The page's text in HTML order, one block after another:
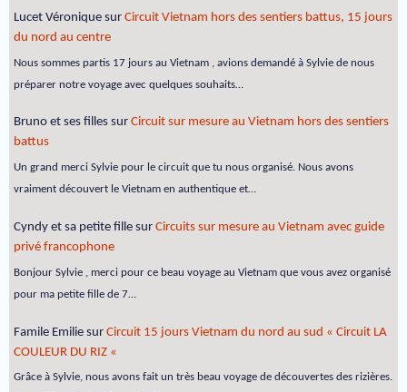
Lucet Véronique sur Circuit Vietnam hors des sentiers battus, 15 jours
du nord au centre
Nous sommes partis 17 jours au Vietnam , avions demandé à Sylvie de nous
préparer notre voyage avec quelques souhaits…
Bruno et ses filles sur Circuit sur mesure au Vietnam hors des sentiers
battus
Un grand merci Sylvie pour le circuit que tu nous organisé. Nous avons
vraiment découvert le Vietnam en authentique et…
Cyndy et sa petite fille sur Circuits sur mesure au Vietnam avec guide
privé francophone
Bonjour Sylvie , merci pour ce beau voyage au Vietnam que vous avez organisé
pour ma petite fille de 7…
Famile Emilie sur Circuit 15 jours Vietnam du nord au sud « Circuit LA
COULEUR DU RIZ «
Grâce à Sylvie, nous avons fait un très beau voyage de découvertes des rizières.